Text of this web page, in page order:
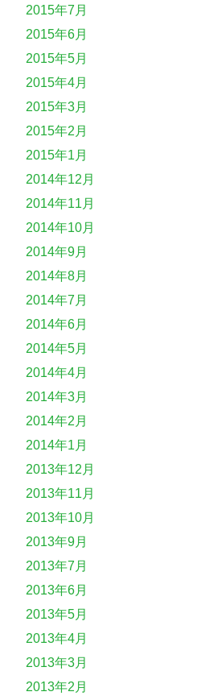
2015年7月
2015年6月
2015年5月
2015年4月
2015年3月
2015年2月
2015年1月
2014年12月
2014年11月
2014年10月
2014年9月
2014年8月
2014年7月
2014年6月
2014年5月
2014年4月
2014年3月
2014年2月
2014年1月
2013年12月
2013年11月
2013年10月
2013年9月
2013年7月
2013年6月
2013年5月
2013年4月
2013年3月
2013年2月